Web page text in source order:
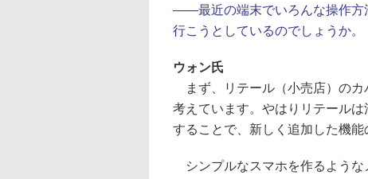
――最近の端末でいろんな操作方
行こうとしているのでしょうか。
ウォン氏
まず、リテール（小売店）のカ
考えています。やはりリテール
することで、新しく追加した機能
シンプルなスマホを作るような